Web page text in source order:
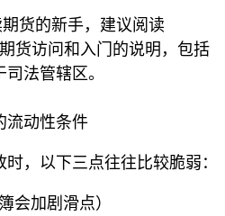
货的新手，建议阅读
货访问和入门的说明，包括
法管辖区。
流动性条件
，以下三点往往比较脆弱：
会加剧滑点）